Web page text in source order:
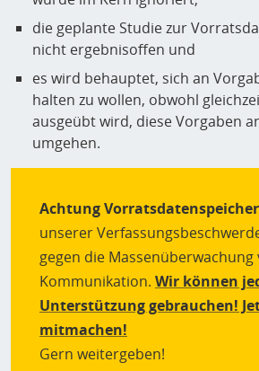
die geplante Studie zur
nicht ergebnisoffen und
es wird behauptet, sich an
halten zu wollen, obwohl
ausgeübt wird, diese Vorgaben
umgehen.
Achtung
unserer
gegen die Massenüberwachung
Kommunikation. Wir können
Unterstützung gebrauchen!
mitmachen!
Gern weitergeben!